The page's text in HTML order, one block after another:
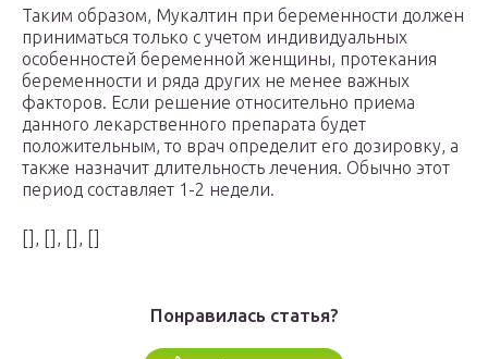
Таким образом, Мукалтин при беременности должен
приниматься только с учетом индивидуальных
особенностей беременной женщины, протекания
беременности и ряда других не менее важных
факторов. Если решение относительно приема
данного лекарственного препарата будет
положительным, то врач определит его дозировку, а
также назначит длительность лечения. Обычно этот
период составляет 1-2 недели.
[], [], [], []
Понравилась статья?